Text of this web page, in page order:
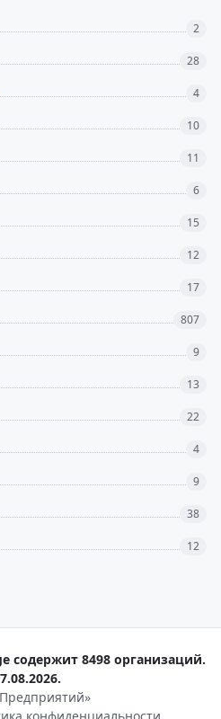
2
28
4
10
11
6
15
12
17
807
9
13
22
4
9
38
12
содержит 8498 организаций.